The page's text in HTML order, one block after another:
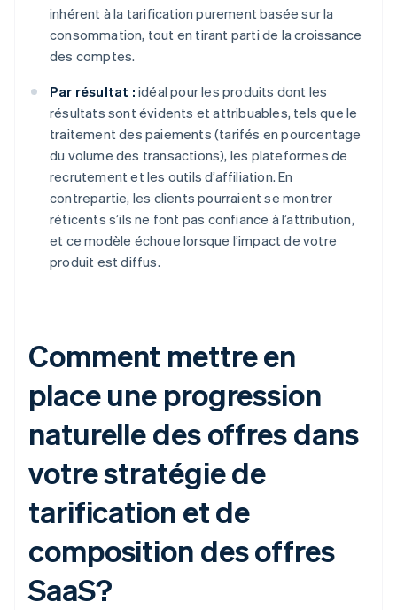
inhérent à la tarification purement basée sur la
consommation, tout en tirant parti de la croissance
des comptes.
Par résultat : idéal pour les produits dont les
résultats sont évidents et attribuables, tels que le
traitement des paiements (tarifés en pourcentage
du volume des transactions), les plateformes de
recrutement et les outils d’affiliation. En
contrepartie, les clients pourraient se montrer
réticents s’ils ne font pas confiance à l’attribution,
et ce modèle échoue lorsque l’impact de votre
produit est diffus.
Comment mettre en
place une progression
naturelle des offres dans
votre stratégie de
tarification et de
composition des offres
SaaS?